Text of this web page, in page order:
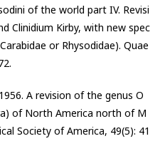
of the world part IV. Revisi
Clinidium Kirby, with new spec
or Rhysodidae). Quae
A revision of the genus O
of North America north of M
Society of America, 49(5): 41